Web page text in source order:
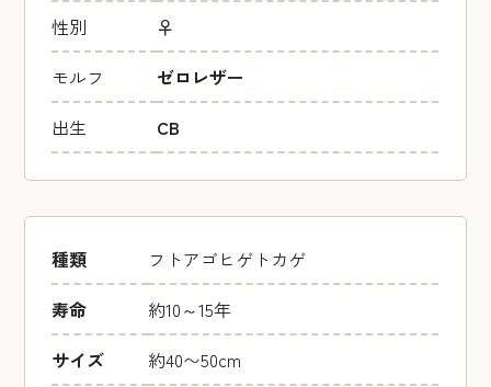
性別
♀
モルフ
ゼロレザー
出生
CB
種類
フトアゴヒゲトカゲ
寿命
約10～15年
サイズ
約40〜50cm